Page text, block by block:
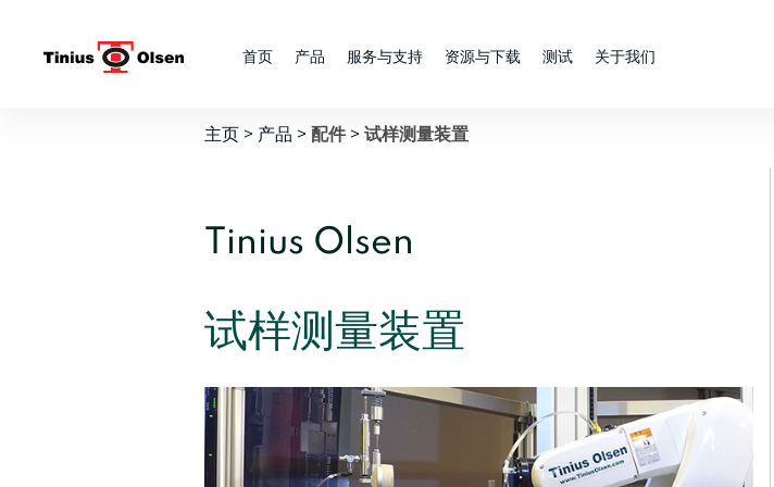
首页 产品 服务与支持 资源与下载 测试 关于我们
主页 > 产品 > 配件 > 试样测量装置
Tinius Olsen
试样测量装置